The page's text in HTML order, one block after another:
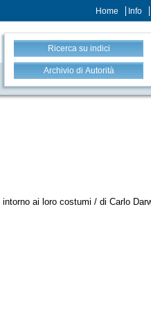
Home Info
Ricerca su indici
Archivio di Autorità